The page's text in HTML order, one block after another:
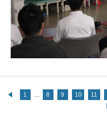
1 8 9 10 11